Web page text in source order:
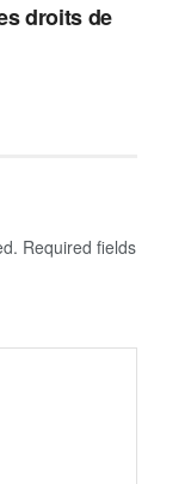
droits de
Required fields